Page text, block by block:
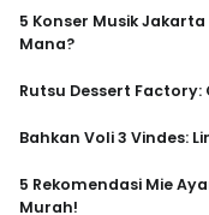
AMAN
5 Konser Musik
Mana?
Rutsu Dessert Factory:
Bahkan Voli 3 Vindes:
5 Rekomendasi Mie
Murah!